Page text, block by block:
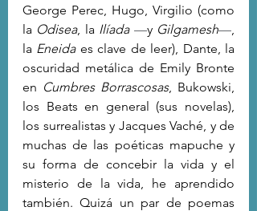
George Perec, Hugo, Virgilio (como
la Odisea, la Ilíada —y Gilgamesh—,
la Eneida es clave de leer), Dante, la
oscuridad metálica de Emily Bronte
en Cumbres Borrascosas, Bukowski,
los Beats en general (sus novelas),
los surrealistas y Jacques Vaché, y de
muchas de las poéticas mapuche y
su forma de concebir la vida y el
misterio de la vida, he aprendido
también. Quizá un par de poemas